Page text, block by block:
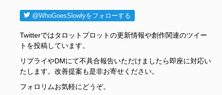
@WhoGoesSlowlyをフォローする
Twitterではタロットプロットの更新情報や創作関連のツイー
トを投稿しています。
リプライやDMにて不具合報告いただけましたら即座に対応い
たします。改善提案も是非お寄せください。
フォロリムお気軽にどうぞ。